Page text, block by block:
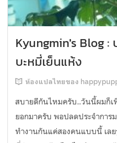
Kyungmin's Blog :
บะหมี่เย็นแห้ง
ห้องแปลไทยของ
สบายดีกันไหมครับ..วันนี้ผมก็เ
ยอกมาครับ พอปลดประจำการ
ทำงานกันแค่สองคนแบบนี้ เล